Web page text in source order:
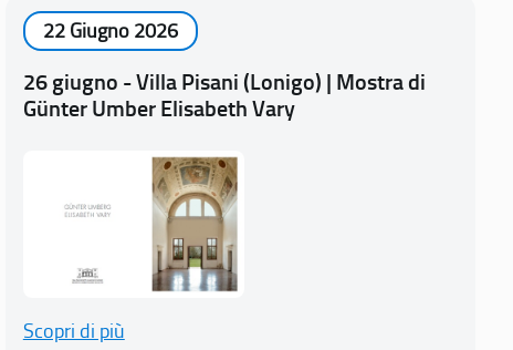
22 Giugno 2026
26 giugno - Villa Pisani (Lonigo) | Mostra di
Günter Umber Elisabeth Vary
Scopri di più